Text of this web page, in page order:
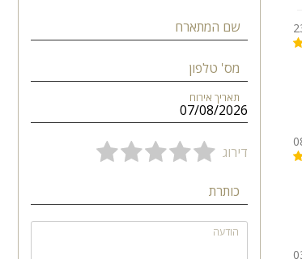
שם המתארח
מס' טלפון
תאריך אירוח
דירוג
כותרת
הודעה